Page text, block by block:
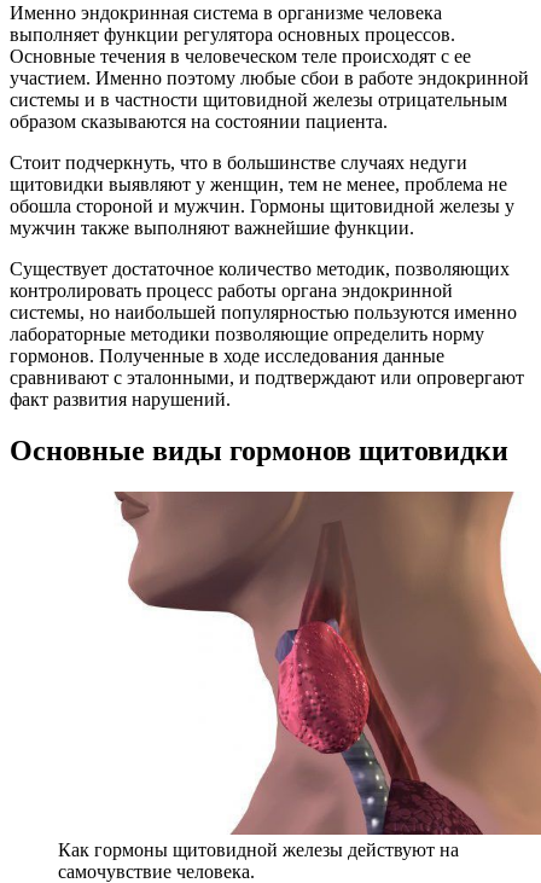
Именно эндокринная система в организме человека
выполняет функции регулятора основных процессов.
Основные течения в человеческом теле происходят с ее
участием. Именно поэтому любые сбои в работе эндокринной
системы и в частности щитовидной железы отрицательным
образом сказываются на состоянии пациента.
Стоит подчеркнуть, что в большинстве случаях недуги
щитовидки выявляют у женщин, тем не менее, проблема не
обошла стороной и мужчин. Гормоны щитовидной железы у
мужчин также выполняют важнейшие функции.
Существует достаточное количество методик, позволяющих
контролировать процесс работы органа эндокринной
системы, но наибольшей популярностью пользуются именно
лабораторные методики позволяющие определить норму
гормонов. Полученные в ходе исследования данные
сравнивают с эталонными, и подтверждают или опровергают
факт развития нарушений.
Основные виды гормонов щитовидки
Как гормоны щитовидной железы действуют на
самочувствие человека.